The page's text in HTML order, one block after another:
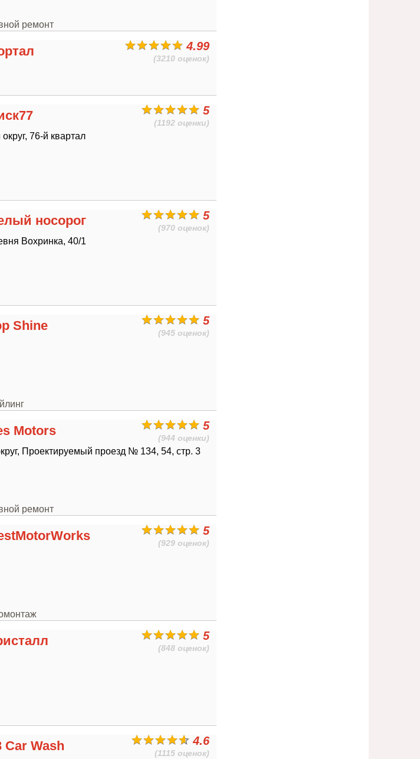
ремонт
4.99
(3210 оценок)
5
(1192 оценки)
76-й квартал
5
(970 оценок)
носорог
Вохринка, 40/1
5
(945 оценок)
Shine
5
(944 оценки)
Motors
Проектируемый проезд № 134, 54, стр. 3
ремонт
5
(929 оценок)
5
(848 оценок)
4.6
(1115 оценок)
Car Wash